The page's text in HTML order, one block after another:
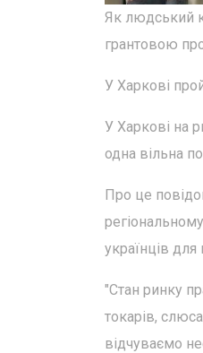
Як людський
грантовою
У Харкові
У Харкові на
одна вільна
Про це
українців
"Стан ринку
токарів,
відчуваємо